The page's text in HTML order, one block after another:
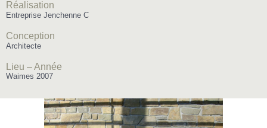
Réalisation
Entreprise Jenchenne C
Conception
Architecte
Lieu – Année
Waimes 2007